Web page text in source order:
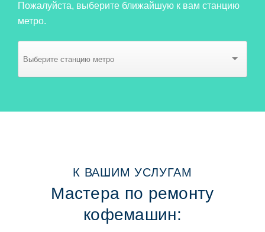
Пожалуйста, выберите ближайшую к вам станцию
метро.
К ВАШИМ УСЛУГАМ
Мастера по ремонту
кофемашин: